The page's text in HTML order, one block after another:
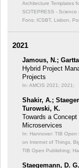
Architecture Templates
SCITEPRESS - Science
Fons; ICSBT, Lisbon,
2021
Jamous, N.;
Hybrid Project
Projects
In: AMCIS 2021; 2021;
Shakir, A.;
Turowski, K.
Towards a
Microservices
In: Hannover: TIB Open
on Internet of Things,
TIB Open Publishing;
Staegemann, D.